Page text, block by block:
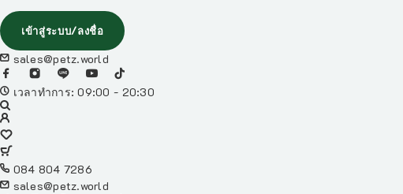
เข้าสู่ระบบ/ลงชื่อ
sales@petz.world
เวลาทำการ: 09:00 - 20:30
084 804 7286
sales@petz.world